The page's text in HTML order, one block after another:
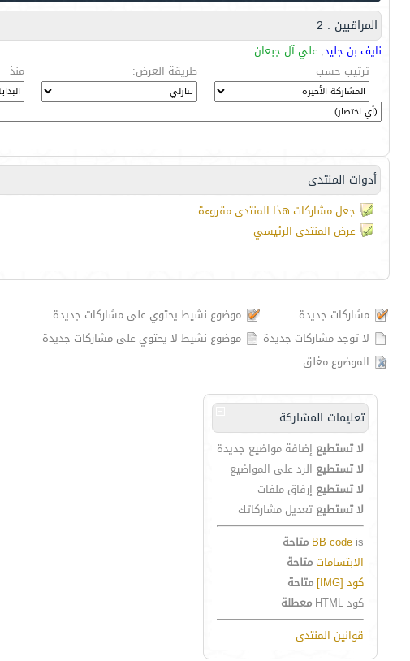
المراقبين : 2
نايف بن جليد, علي آل جبعان
ترتيب حسب
طريقة العرض: منذ
أدوات المنتدى
جعل مشاركات هذا المنتدى مقروءة
عرض المنتدى الرئيسي
مشاركات جديدة
موضوع نشيط يحتوي على مشاركات جديدة
لا توجد مشاركات جديدة
موضوع نشيط لا يحتوي على مشاركات جديدة
الموضوع مغلق
تعليمات المشاركة
لا تستطيع إضافة مواضيع جديدة
لا تستطيع الرد على المواضيع
لا تستطيع إرفاق ملفات
لا تستطيع تعديل مشاركاتك
BB code is
متاحة
الابتساماتمتاحة
كود [IMG]
متاحة
كود HTML
معطلة
قوانين المنتدى